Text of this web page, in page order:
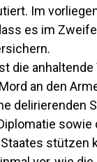
Im
es im
die
an den
delirierenden
stützen